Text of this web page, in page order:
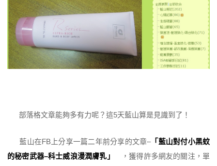
部落格文章能夠多有力呢？這5天藍山算是見識到了！
藍山在FB上分享一篇二年前分享的文章–「藍山對付小黑蚊
的秘密武器–科士威浪漫潤膚乳」
，獲得許多網友的關注，單